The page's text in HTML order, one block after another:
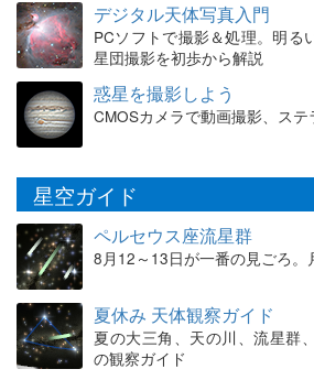
デジタル天体写真入門
PCソフトで撮影＆処理。明る
星団撮影を初歩から解説
惑星を撮影しよう
CMOSカメラで動画撮影、ス
星空ガイド
ペルセウス座流星群
8月12～13日が一番の見ごろ。
夏休み 天体観察ガイド
夏の大三角、天の川、流星群
の観察ガイド